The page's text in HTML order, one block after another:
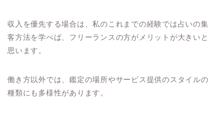
収入を優先する場合は、私のこれまでの経験では占いの集
客方法を学べば、フリーランスの方がメリットが大きいと
思います。
働き方以外では、鑑定の場所やサービス提供のスタイルの
種類にも多様性があります。